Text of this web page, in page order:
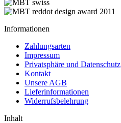
Informationen
Zahlungsarten
Impressum
Privatsphäre und Datenschutz
Kontakt
Unsere AGB
Lieferinformationen
Widerrufsbelehrung
Inhalt